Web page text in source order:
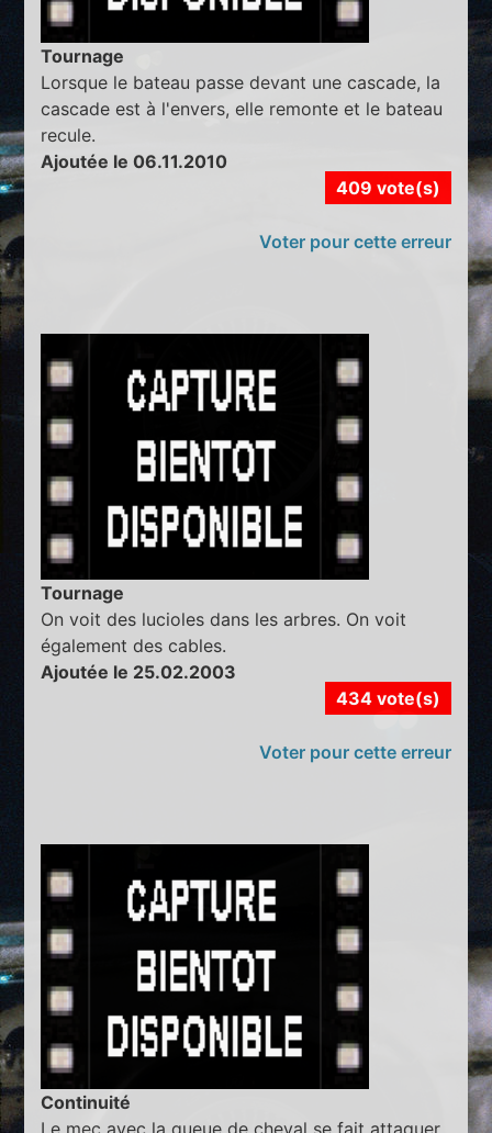
Tournage
Lorsque le bateau passe devant une cascade, la
cascade est à l'envers, elle remonte et le bateau
recule.
Ajoutée le 06.11.2010
409 vote(s)
Voter pour cette erreur
Tournage
On voit des lucioles dans les arbres. On voit
également des cables.
Ajoutée le 25.02.2003
434 vote(s)
Voter pour cette erreur
Continuité